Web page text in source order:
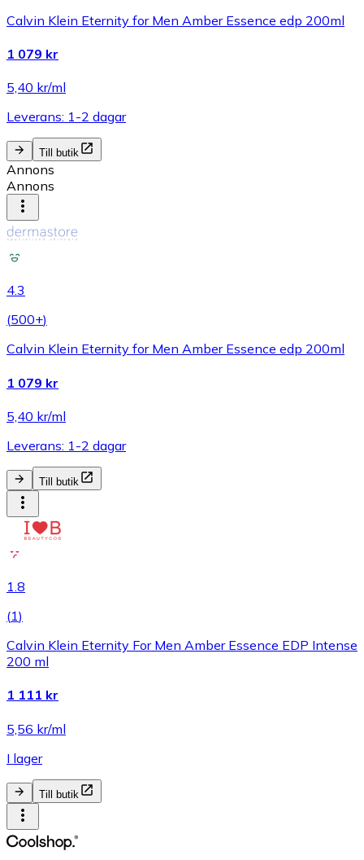
Calvin Klein Eternity for Men Amber Essence edp 200ml
1 079 kr
5,40 kr/ml
Leverans: 1-2 dagar
Till butik
Annons
Annons
4.3
(500+)
Calvin Klein Eternity for Men Amber Essence edp 200ml
1 079 kr
5,40 kr/ml
Leverans: 1-2 dagar
Till butik
1.8
(1)
Calvin Klein Eternity For Men Amber Essence EDP Intense
200 ml
1 111 kr
5,56 kr/ml
I lager
Till butik